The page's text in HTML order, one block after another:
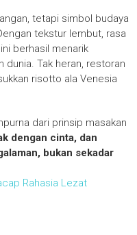
tetapi simbol budaya
tekstur lembut, rasa
berhasil menarik
dunia. Tak heran, restoran
risotto ala Venesia
dari prinsip masakan
dengan cinta, dan
bukan sekadar
Rahasia Lezat